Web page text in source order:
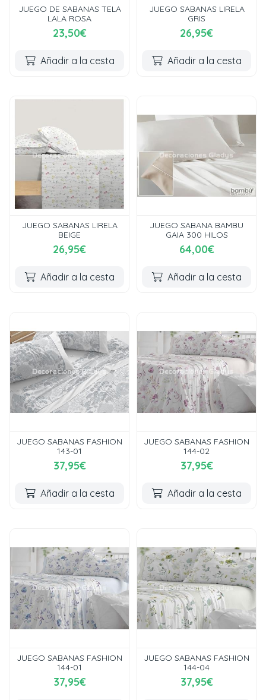
JUEGO DE SABANAS TELA
LALA ROSA
23,50€
Añadir a la cesta
JUEGO SABANAS LIRELA
GRIS
26,95€
Añadir a la cesta
JUEGO SABANAS LIRELA
BEIGE
26,95€
Añadir a la cesta
JUEGO SABANA BAMBU
GAIA 300 HILOS
64,00€
Añadir a la cesta
JUEGO SABANAS FASHION
143-01
37,95€
Añadir a la cesta
JUEGO SABANAS FASHION
144-02
37,95€
Añadir a la cesta
JUEGO SABANAS FASHION
144-01
37,95€
JUEGO SABANAS FASHION
144-04
37,95€